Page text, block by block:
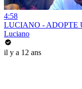
4:58
LUCIANO - ADOPTE
Luciano
il y a 12 ans